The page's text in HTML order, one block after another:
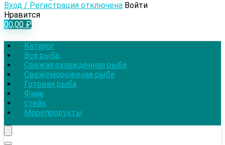
Вход / Регистрация отключена Войти
Нравится
00,00 ₽
Каталог
Вся рыба
Свежая охлаждённая рыба
Свежемороженая рыба
Готовая рыба
Филе
стейк
Морепродукты